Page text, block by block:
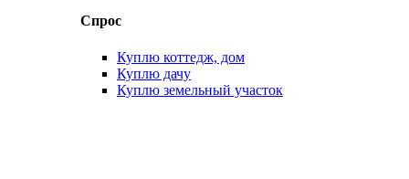
Спрос
Куплю коттедж, дом
Куплю дачу
Куплю земельный участок